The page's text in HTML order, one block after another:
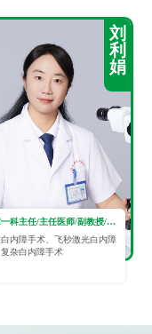
刘
利
娟
白内障一科主任/主任医师/副教授/眼科学硕士
内障手术、飞秒激光白内障
杂白内障手术